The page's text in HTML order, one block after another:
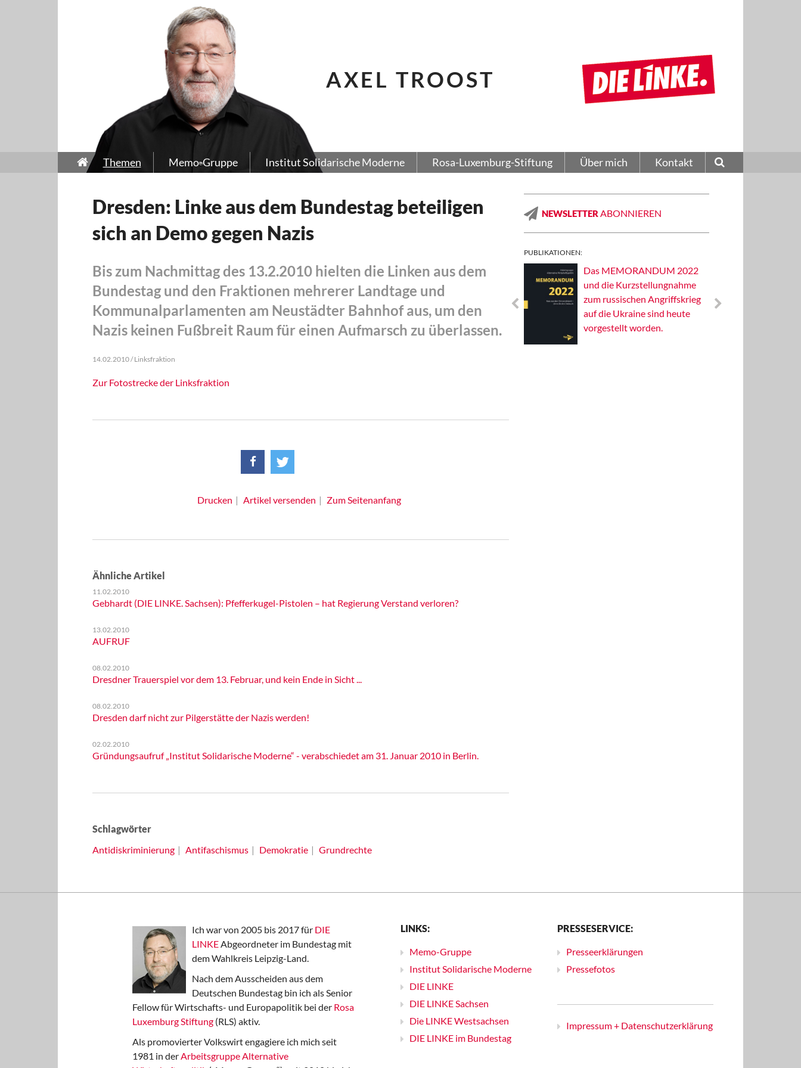
AXEL TROOST
Themen Memo-Gruppe Institut Solidarische Moderne Rosa-Luxemburg-Stiftung Über mich Kontakt
Dresden: Linke aus dem Bundestag beteiligen
sich an Demo gegen Nazis
Bis zum Nachmittag des 13.2.2010 hielten die Linken aus dem
Bundestag und den Fraktionen mehrerer Landtage und
Kommunalparlamenten am Neustädter Bahnhof aus, um den
Nazis keinen Fußbreit Raum für einen Aufmarsch zu überlassen.
14.02.2010 / Linksfraktion
Zur Fotostrecke der Linksfraktion
Drucken Artikel versenden Zum Seitenanfang
Ähnliche Artikel
11.02.2010
Gebhardt (DIE LINKE. Sachsen): Pfefferkugel-Pistolen – hat Regierung Verstand verloren?
13.02.2010
AUFRUF
08.02.2010
Dresdner Trauerspiel vor dem 13. Februar, und kein Ende in Sicht ...
08.02.2010
Dresden darf nicht zur Pilgerstätte der Nazis werden!
02.02.2010
Gründungsaufruf „Institut Solidarische Moderne“ - verabschiedet am 31. Januar 2010 in Berlin.
Schlagwörter
Antidiskriminierung
Antifaschismus Demokratie Grundrechte
NEWSLETTER ABONNIEREN
PUBLIKATIONEN:
Solidarisches EUropa -
Mosaiklinke Perspektiven
Das MEMORANDUM 2022
und die Kurzstellungnahme
zum russischen Angriffskrieg
auf die Ukraine sind heute
vorgestellt worden.
Ich war von 2005 bis 2017 für DIE
LINKEAbgeordneter im Bundestag mit
dem Wahlkreis Leipzig-Land.
Nach dem Ausscheiden aus dem
Deutschen Bundestag bin ich als Senior
Fellow für Wirtschafts- und Europapolitik bei der Rosa
Luxemburg Stiftung (RLS) aktiv.
Als promovierter Volkswirt engagiere ich mich seit
1981 in derArbeitsgruppe Alternative
LINKS:
Memo-Gruppe
Institut Solidarische Moderne
DIE LINKE
DIE LINKE Sachsen
Die LINKE Westsachsen
DIE LINKE im Bundestag
PRESSESERVICE:
Presseerklärungen
Pressefotos
Impressum + Datenschutzerklärung